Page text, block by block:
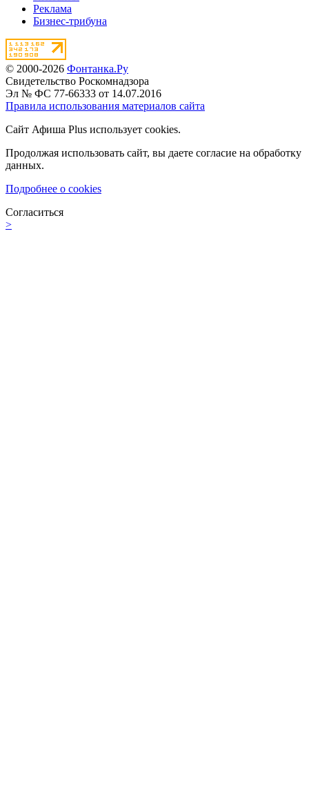
Реклама
Бизнес-трибуна
© 2000-2026 Фонтанка.Ру
Свидетельство Роскомнадзора
Эл № ФС 77-66333 от 14.07.2016
Правила использования материалов сайта
Сайт Афиша Plus использует cookies.
Продолжая использовать сайт, вы даете согласие на обработку
данных.
Подробнее о cookies
Согласиться
>